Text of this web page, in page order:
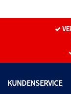
KUNDENSERVICE